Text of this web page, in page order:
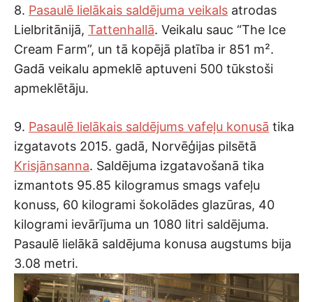
8. Pasaulē lielākais saldējuma veikals atrodas
Lielbritānijā, Tattenhallā. Veikalu sauc “The Ice
Cream Farm”, un tā kopējā platība ir 851 m².
Gadā veikalu apmeklē aptuveni 500 tūkstoši
apmeklētāju.
9. Pasaulē lielākais saldējums vafeļu konusā tika
izgatavots 2015. gadā, Norvēģijas pilsētā
Krisjānsanna. Saldējuma izgatavošanā tika
izmantots 95.85 kilogramus smags vafeļu
konuss, 60 kilogrami šokolādes glazūras, 40
kilogrami ievārījuma un 1080 litri saldējuma.
Pasaulē lielākā saldējuma konusa augstums bija
3.08 metri.